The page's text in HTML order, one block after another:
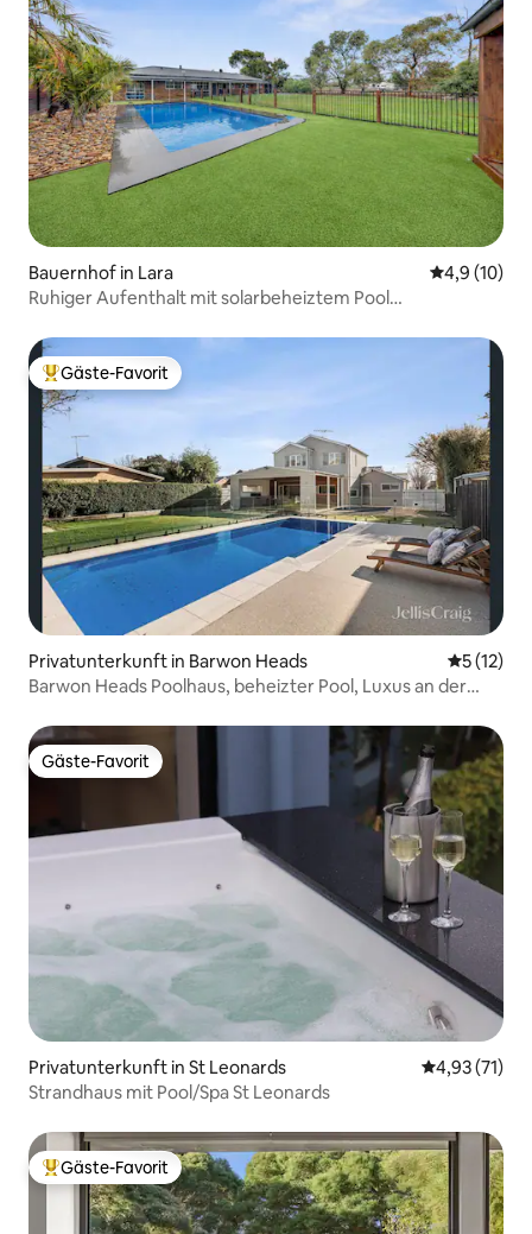
Bauernhof in Lara
4,9 (10)
Ruhiger Aufenthalt mit solarbeheiztem Pool
Beliebter Gäste-Favorit.
Gäste-Favorit
Privatunterkunft in Barwon Heads
5 (12)
Barwon Heads Poolhaus, beheizter Pool, Luxus an der
Gäste-Favorit
Gäste-Favorit
Privatunterkunft in St Leonards
4,93 (71)
Strandhaus mit Pool/Spa St Leonards
Beliebter Gäste-Favorit.
Gäste-Favorit